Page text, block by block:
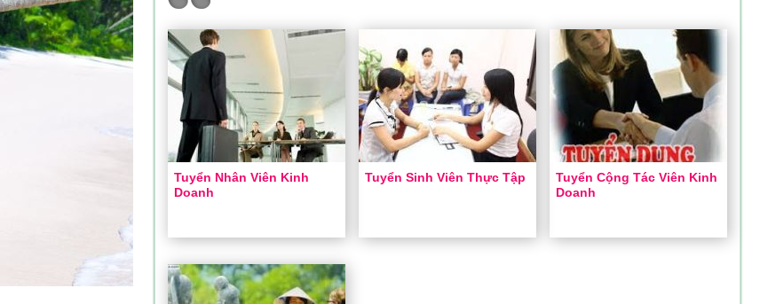
Tuyển Nhân Viên Kinh
Doanh
Doanh
Tuyển Sinh Viên Thực Tập
Tuyển Cộng Tác Viên Kinh
Doanh